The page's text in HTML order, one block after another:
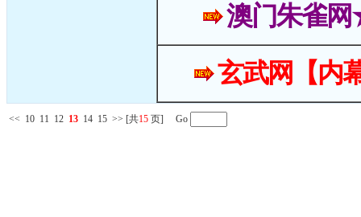
澳门朱雀
玄武网【内
<< 10 11 12 13 14 15 >> [共15 页] Go